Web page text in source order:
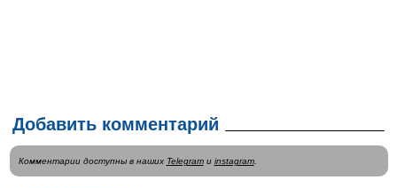
Добавить комментарий
Комментарии доступны в наших Telegramи instagram.